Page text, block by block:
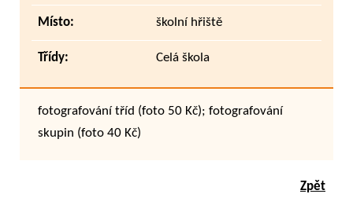
Místo: školní hřiště
Třídy: Celá škola
fotografování tříd (foto 50 Kč); fotografování
skupin (foto 40 Kč)
Zpět